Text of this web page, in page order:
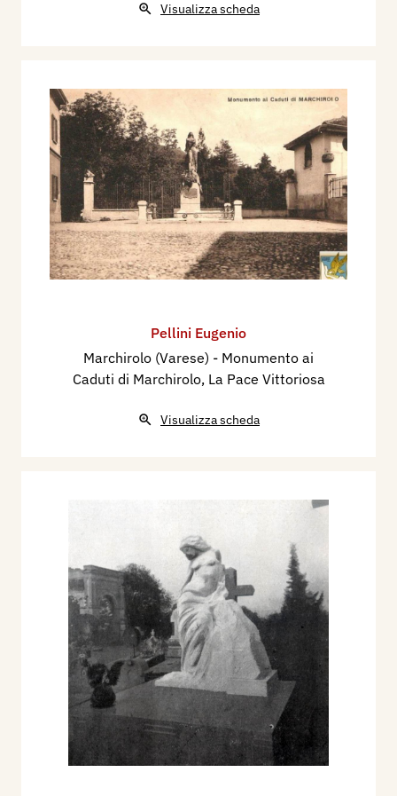
Visualizza scheda
Pellini Eugenio
Marchirolo (Varese) - Monumento ai
Caduti di Marchirolo, La Pace Vittoriosa
Visualizza scheda